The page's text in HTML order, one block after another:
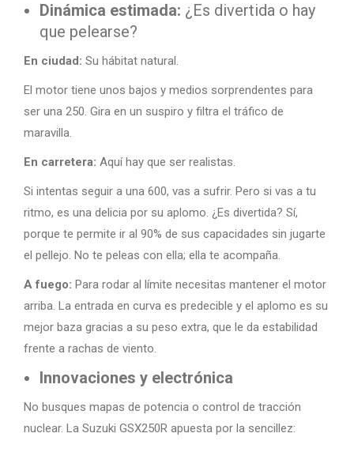
Dinámica estimada: ¿Es divertida o hay
que pelearse?
En ciudad: Su hábitat natural.
El motor tiene unos bajos y medios sorprendentes para
ser una 250. Gira en un suspiro y filtra el tráfico de
maravilla.
En carretera: Aquí hay que ser realistas.
Si intentas seguir a una 600, vas a sufrir. Pero si vas a tu
ritmo, es una delicia por su aplomo. ¿Es divertida? Sí,
porque te permite ir al 90% de sus capacidades sin jugarte
el pellejo. No te peleas con ella; ella te acompaña.
A fuego: Para rodar al límite necesitas mantener el motor
arriba. La entrada en curva es predecible y el aplomo es su
mejor baza gracias a su peso extra, que le da estabilidad
frente a rachas de viento.
Innovaciones y electrónica
No busques mapas de potencia o control de tracción
nuclear. La Suzuki GSX250R apuesta por la sencillez: